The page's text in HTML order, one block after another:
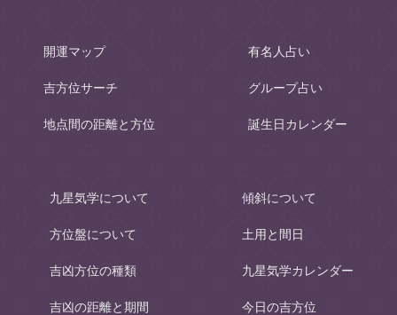
開運マップ
吉方位サーチ
地点間の距離と方位
有名人占い
グループ占い
誕生日カレンダー
九星気学について
方位盤について
吉凶方位の種類
吉凶の距離と期間
傾斜について
土用と間日
九星気学カレンダー
今日の吉方位